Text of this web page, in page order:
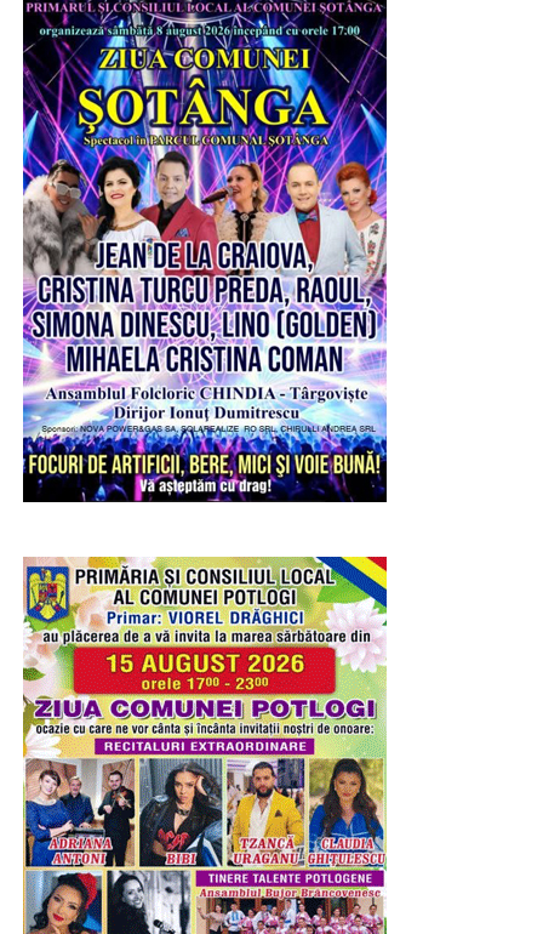
RECLAMA
veghează din Infinit, pentru grijă și pentru ceea ce ne
oferă spre a trăi feriți de rele și oarecum îndestulați. „Zilele
comunelor”, care se încropesc pe ici pe colea, unde se
adună toată suflarea satului pentru a petrece, pentru a ieși
din rutina existențială, au tocmai acest dar. Unesc.
Încheagă. Întăresc.
Ieri – 8 august 2026, a fost Șotânga. Înainte de a porni
petrecerea, în cadrul ședinței festive a Consiliului Local
prilejuită de sărbătoarea comunei, primarul Constantin
Stroe a premiat cuplurile care, în ciuda tuturor
vicisitudinilor existențiale, au înfruntat viața, timpul,
destinul și, legați prin încredere și iubire, au depășit
bariera celor 50 de ani de statornicie întru familie.